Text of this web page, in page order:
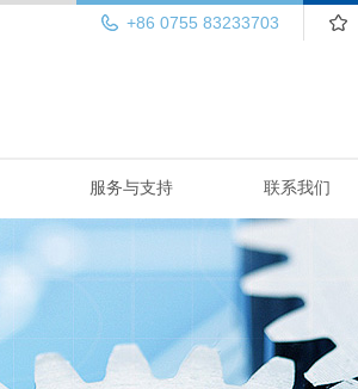
+86 0755 83233703
服务与支持 联系我们